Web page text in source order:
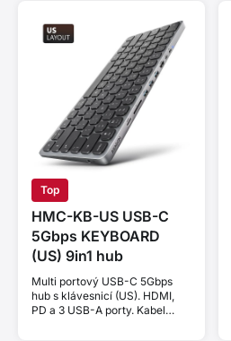
Top
HMC-KB-US USB-C
5Gbps KEYBOARD
(US) 9in1 hub
Multi portový USB-C 5Gbps
hub s klávesnicí (US). HDMI,
PD a 3 USB-A porty. Kabel